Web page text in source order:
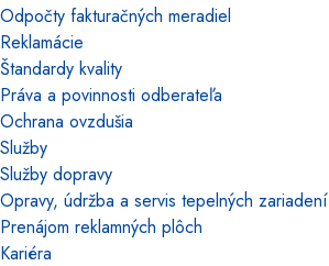
Odpočty fakturačných meradiel
Reklamácie
Štandardy kvality
Práva a povinnosti odberateľa
Ochrana ovzdušia
Služby
Služby dopravy
Opravy, údržba a servis tepelných zariadení
Prenájom reklamných plôch
Kariéra